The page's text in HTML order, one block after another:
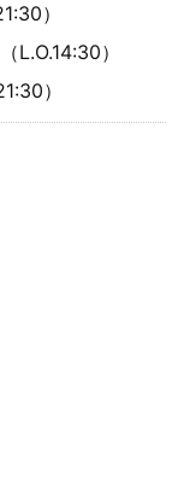
）
L.O.14:30）
）